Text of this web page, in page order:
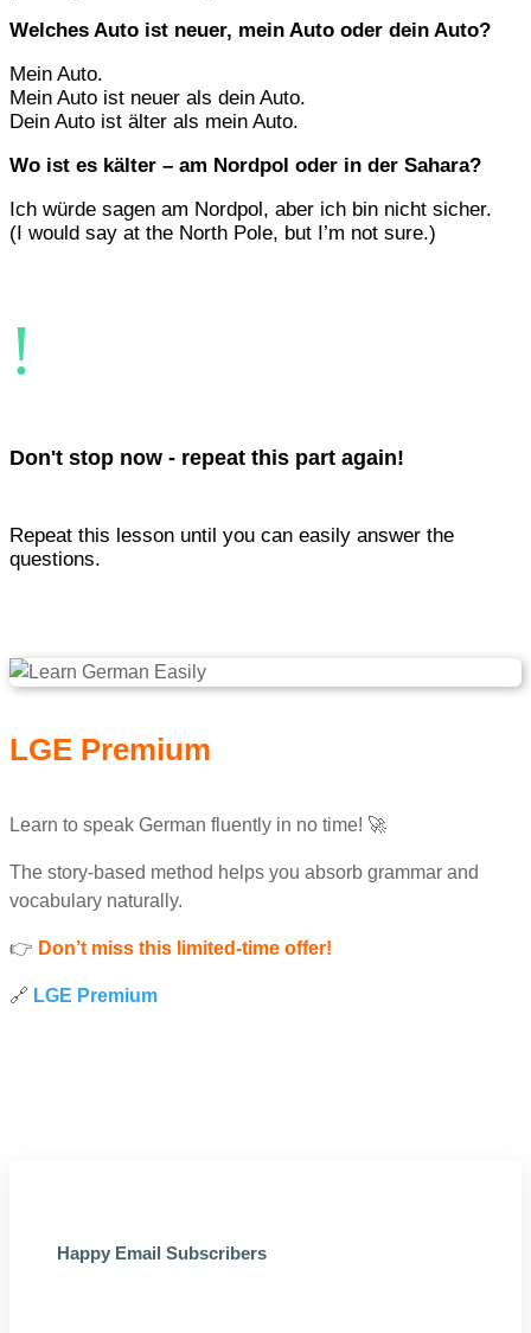
Welches Auto ist neuer, mein Auto oder dein Auto?
Mein Auto.
Mein Auto ist neuer als dein Auto.
Dein Auto ist älter als mein Auto.
Wo ist es kälter – am Nordpol oder in der Sahara?
Ich würde sagen am Nordpol, aber ich bin nicht sicher.
(I would say at the North Pole, but I’m not sure.)
!
Don't stop now - repeat this part again!
Repeat this lesson until you can easily answer the
questions.
LGE Premium
Learn to speak German fluently in no time! 🚀
The story-based method helps you absorb grammar and
vocabulary naturally.
👉 Don’t miss this limited-time offer!
🔗 LGE Premium
Happy Email Subscribers